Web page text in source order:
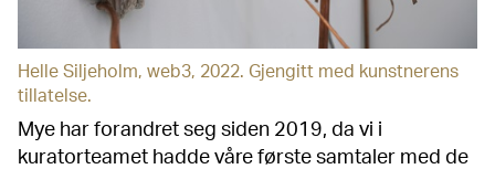
Helle Siljeholm, web3, 2022. Gjengitt med kunstnerens
tillatelse.
Mye har forandret seg siden 2019, da vi i
kuratorteamet hadde våre første samtaler med de